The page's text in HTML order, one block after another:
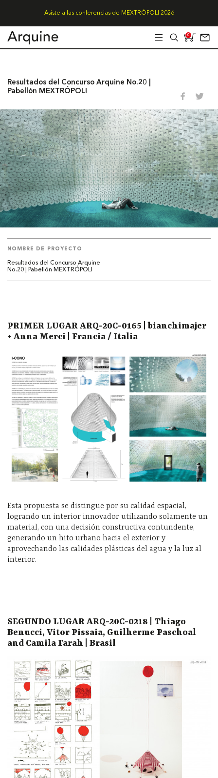
Asiste a las conferencias de MEXTRÓPOLI 2026
0
Resultados del Concurso Arquine No.20 |
Pabellón MEXTRÓPOLI
NOMBRE DE PROYECTO
Resultados del Concurso Arquine
No.20 | Pabellón MEXTRÓPOLI
PRIMER LUGAR ARQ-20C-0165 | bianchimajer
+ Anna Merci | Francia / Italia
Esta propuesta se distingue por su calidad espacial,
logrando un interior innovador utilizando solamente un
material, con una decisión constructiva contundente,
generando un hito urbano hacia el exterior y
aprovechando las calidades plásticas del agua y la luz al
interior.
SEGUNDO LUGAR ARQ-20C-0218 | Thiago
Benucci, Vitor Pissaia, Guilherme Paschoal
and Camila Farah | Brasil